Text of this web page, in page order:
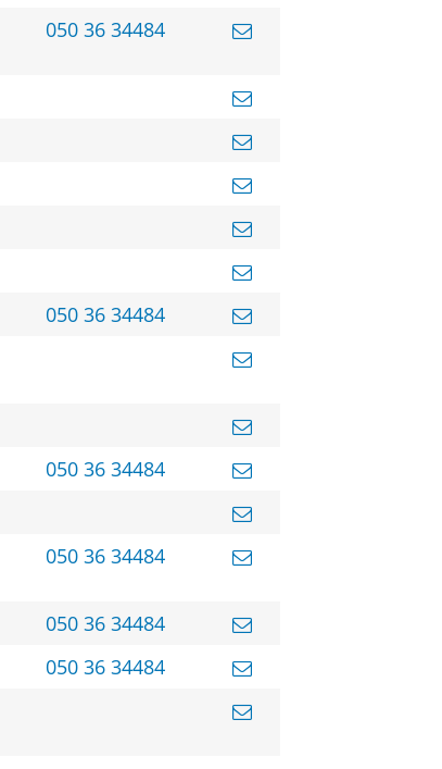
050 36 34484
050 36 34484
050 36 34484
050 36 34484
050 36 34484
050 36 34484